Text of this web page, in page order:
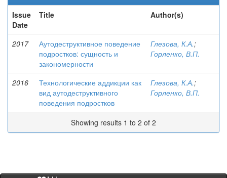
Issue
Date
Title Author(s)
2017
Аутодеструктивное поведение
подростков: сущность и
закономерности
Глезова, К.А.;
Горленко, В.П.
2016
Технологические аддикции как
вид аутодеструктивного
поведения подростков
Глезова, К.А.;
Горленко, В.П.
Showing results 1 to 2 of 2